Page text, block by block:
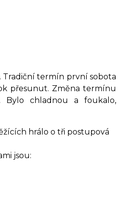
Tradiční termín první sobota
přesunut. Změna termínu
Bylo chladnou a foukalo,
hrálo o tři postupová
jsou: